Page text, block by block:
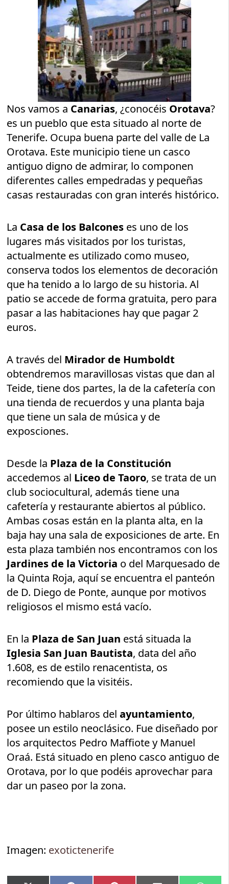
Nos vamos a Canarias, ¿conocéis Orotava?
es un pueblo que esta situado al norte de
Tenerife. Ocupa buena parte del valle de La
Orotava. Este municipio tiene un casco
antiguo digno de admirar, lo componen
diferentes calles empedradas y pequeñas
casas restauradas con gran interés histórico.
La Casa de los Balcones es uno de los
lugares más visitados por los turistas,
actualmente es utilizado como museo,
conserva todos los elementos de decoración
que ha tenido a lo largo de su historia. Al
patio se accede de forma gratuita, pero para
pasar a las habitaciones hay que pagar 2
euros.
A través del Mirador de Humboldt
obtendremos maravillosas vistas que dan al
Teide, tiene dos partes, la de la cafetería con
una tienda de recuerdos y una planta baja
que tiene un sala de música y de
exposciones.
Desde la Plaza de la Constitución
accedemos al Liceo de Taoro, se trata de un
club sociocultural, además tiene una
cafetería y restaurante abiertos al público.
Ambas cosas están en la planta alta, en la
baja hay una sala de exposiciones de arte. En
esta plaza también nos encontramos con los
Jardines de la Victoria o del Marquesado de
la Quinta Roja, aquí se encuentra el panteón
de D. Diego de Ponte, aunque por motivos
religiosos el mismo está vacío.
En la Plaza de San Juan está situada la
Iglesia San Juan Bautista, data del año
1.608, es de estilo renacentista, os
recomiendo que la visitéis.
Por último hablaros delayuntamiento,
posee un estilo neoclásico. Fue diseñado por
los arquitectos Pedro Maffiote y Manuel
Oraá. Está situado en pleno casco antiguo de
Orotava, por lo que podéis aprovechar para
dar un paseo por la zona.
Imagen: exotictenerife